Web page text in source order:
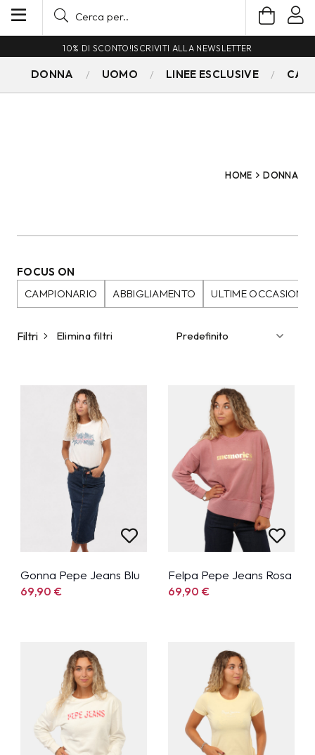
SPEDIZIONE GRATUITA PER ORDINI SUPERIORI A 79€
DONNA UOMO LINEE ESCLUSIVE
HOME DONNA
FOCUS ON
CAMPIONARIO
ABBIGLIAMENTO ULTIME OCCASIONI
Filtri Elimina filtri
Gonna Pepe Jeans Blu
69,90€
Felpa Pepe Jeans Rosa
69,90€